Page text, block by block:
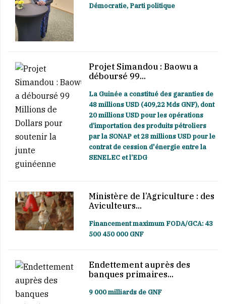
Démocratie, Parti politique
Projet Simandou : Baowu a
déboursé 99...
La Guinée a constitué des garanties de
48 millions USD (409,22 Mds GNF), dont
20 millions USD pour les opérations
d’importation des produits pétroliers
par la SONAP et 28 millions USD pour le
contrat de cession d'énergie entre la
SENELEC et l’EDG
Ministère de l’Agriculture : des
Aviculteurs...
Financement maximum FODA/GCA: 43
500 450 000 GNF
Endettement auprès des
banques primaires...
9 000 milliards de GNF